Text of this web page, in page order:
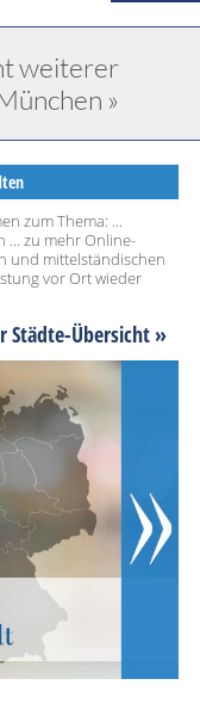
weiterer
»
zum Thema: ...
... zu mehr Online-
und mittelständischen
vor Ort wieder
Städte-Übersicht »